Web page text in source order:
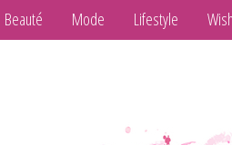
Beauté Mode Lifestyle